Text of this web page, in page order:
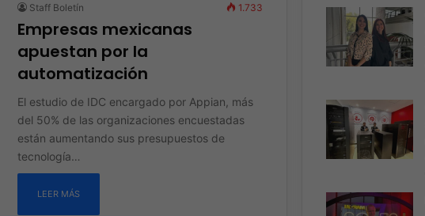
Staff Boletín 1.733
Empresas mexicanas
apuestan por la
automatización
El estudio de IDC encargado por Appian, más
del 50% de las organizaciones encuestadas
están aumentando sus presupuestos de
tecnología…
LEER MÁS